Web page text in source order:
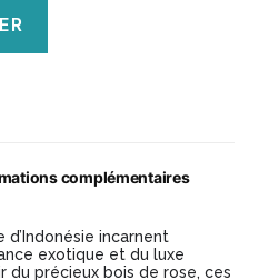
complémentaires
incarnent
exotique et du luxe
du précieux bois de rose, ces